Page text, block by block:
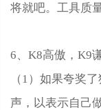
将就吧。工具质
6、K8高傲，K9
（1）如果夸奖
声，以表示自己